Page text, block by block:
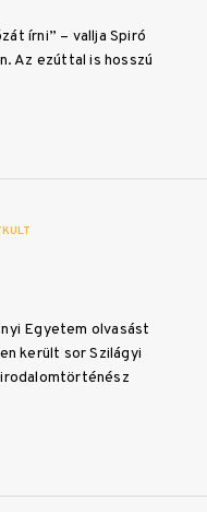
írni” – vallja Spiró
Az ezúttal is hosszú
Egyetem olvasást
került sor Szilágyi